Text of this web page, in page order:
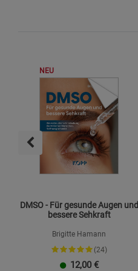
NEU
DMSO - Für gesunde Augen und
bessere Sehkraft
Brigitte Hamann
(24)
12,00 €